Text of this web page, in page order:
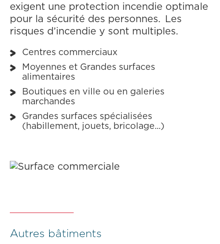
exigent une protection incendie optimale
pour la sécurité des personnes. Les
risques d’incendie y sont multiples.
Centres commerciaux
Moyennes et Grandes surfaces
alimentaires
Boutiques en ville ou en galeries
marchandes
Grandes surfaces spécialisées
(habillement, jouets, bricolage...)
Autres bâtiments